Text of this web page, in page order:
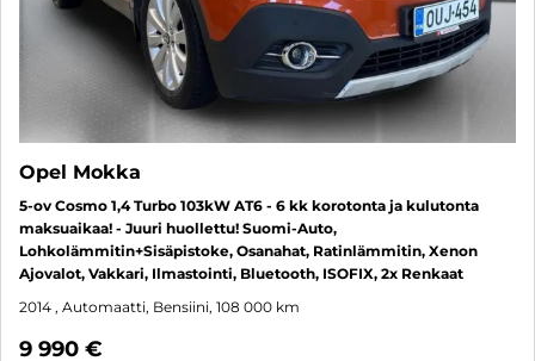
Opel Mokka
5-ov Cosmo 1,4 Turbo 103kW AT6 - 6 kk korotonta ja kulutonta
maksuaikaa! - Juuri huollettu! Suomi-Auto,
Lohkolämmitin+Sisäpistoke, Osanahat, Ratinlämmitin, Xenon
Ajovalot, Vakkari, Ilmastointi, Bluetooth, ISOFIX, 2x Renkaat
2014 , Automaatti, Bensiini, 108 000 km
9 990 €